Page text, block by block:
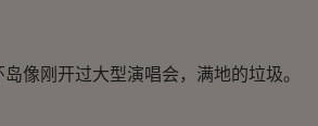
刚开过大型演唱会，满地的垃圾。